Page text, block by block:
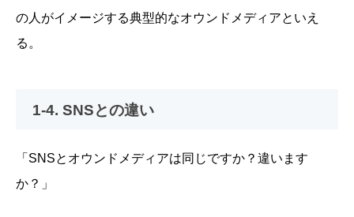
の人がイメージする典型的なオウンドメディアといえ
る。
1-4. SNSとの違い
「SNSとオウンドメディアは同じですか？違います
か？」